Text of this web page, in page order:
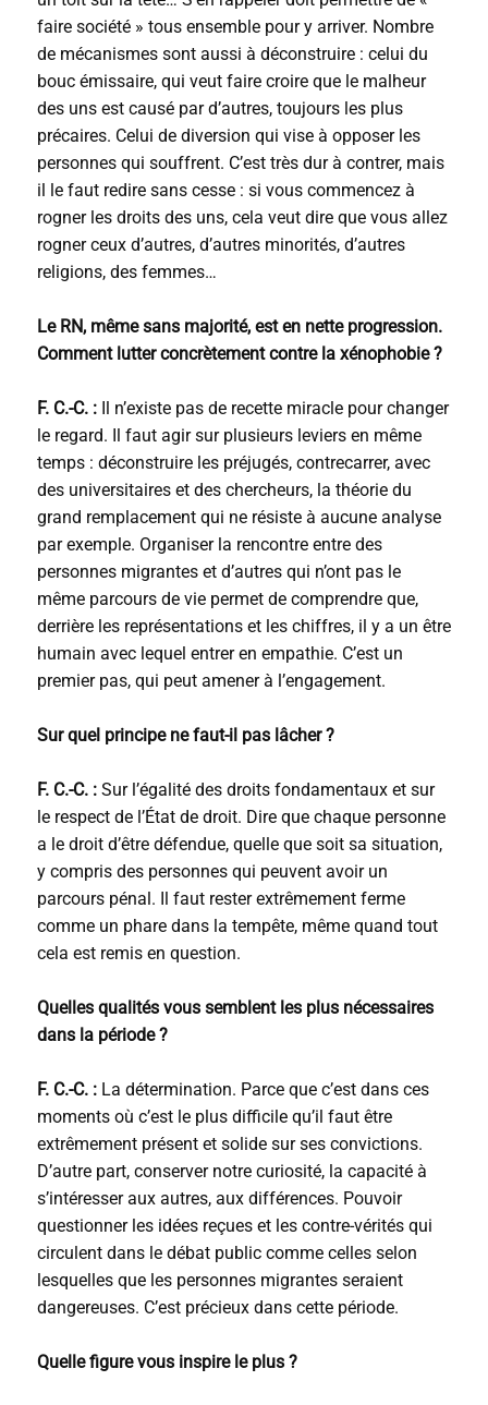
faire société » tous ensemble pour y arriver. Nombre
de mécanismes sont aussi à déconstruire : celui du
bouc émissaire, qui veut faire croire que le malheur
des uns est causé par d’autres, toujours les plus
précaires. Celui de diversion qui vise à opposer les
personnes qui souffrent. C’est très dur à contrer, mais
il le faut redire sans cesse : si vous commencez à
rogner les droits des uns, cela veut dire que vous allez
rogner ceux d’autres, d’autres minorités, d’autres
religions, des femmes…
Le RN, même sans majorité, est en nette progression.
Comment lutter concrètement contre la xénophobie ?
F. C.-C. :Il n’existe pas de recette miracle pour changer
le regard. Il faut agir sur plusieurs leviers en même
temps : déconstruire les préjugés, contrecarrer, avec
des universitaires et des chercheurs, la théorie du
grand remplacement qui ne résiste à aucune analyse
par exemple. Organiser la rencontre entre des
personnes migrantes et d’autres qui n’ont pas le
même parcours de vie permet de comprendre que,
derrière les représentations et les chiffres, il y a un être
humain avec lequel entrer en empathie. C’est un
premier pas, qui peut amener à l’engagement.
Sur quel principe ne faut-il pas lâcher ?
F. C.-C. :Sur l’égalité des droits fondamentaux et sur
le respect de l’État de droit. Dire que chaque personne
a le droit d’être défendue, quelle que soit sa situation,
y compris des personnes qui peuvent avoir un
parcours pénal. Il faut rester extrêmement ferme
comme un phare dans la tempête, même quand tout
cela est remis en question.
Quelles qualités vous semblent les plus nécessaires
dans la période ?
F. C.-C. :La détermination. Parce que c’est dans ces
moments où c’est le plus difficile qu’il faut être
extrêmement présent et solide sur ses convictions.
D’autre part, conserver notre curiosité, la capacité à
s’intéresser aux autres, aux différences. Pouvoir
questionner les idées reçues et les contre-vérités qui
circulent dans le débat public comme celles selon
lesquelles que les personnes migrantes seraient
dangereuses. C’est précieux dans cette période.
Quelle figure vous inspire le plus ?